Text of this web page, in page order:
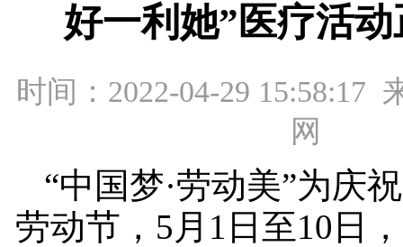
好一利她”医疗活
时间：2022-04-29 15:58:17
网
“中国梦·劳动美”为庆
劳动节，5月1日至10日